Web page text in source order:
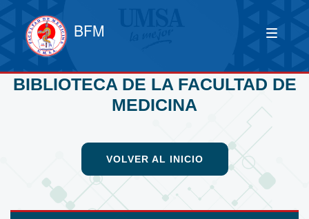
BFM
BIBLIOTECA DE LA FACULTAD DE
MEDICINA
VOLVER AL INICIO